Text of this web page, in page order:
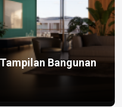
Bangunan